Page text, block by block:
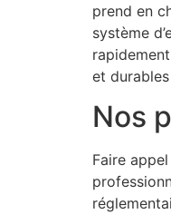
prend en
système
et
Nos
Faire